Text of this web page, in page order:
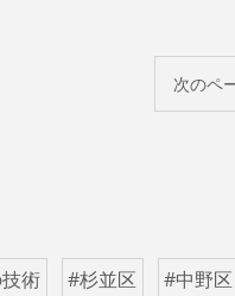
次のペ
術 #杉並区
#中野区